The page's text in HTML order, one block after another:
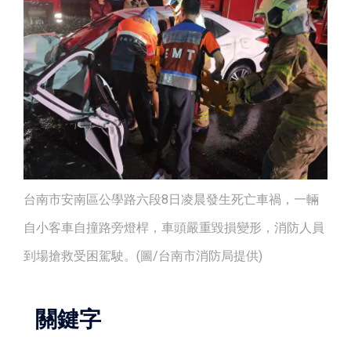
台南市安南區公學路六段8日凌晨發生死亡車禍，一輛
自小客車自撞路旁燈桿，車頭嚴重毀損變形，消防人員
到場搶救受困駕駛。(圖/台南市消防局提供)
關鍵字